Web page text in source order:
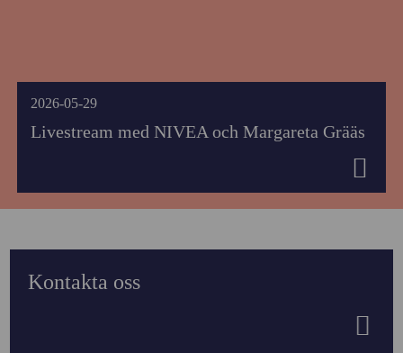
2026-05-29
Livestream med NIVEA och Margareta Grääs
Kontakta oss